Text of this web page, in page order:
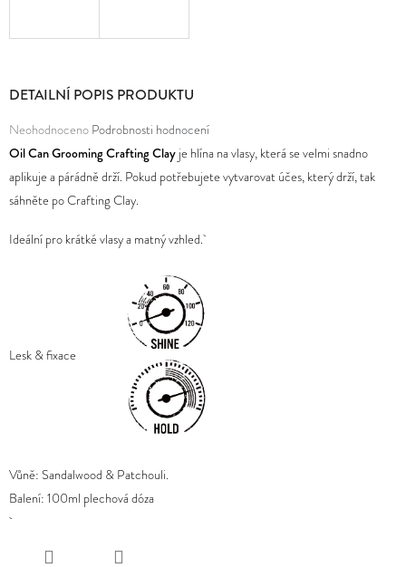
DETAILNÍ POPIS PRODUKTU
Průměrné
hodnocení
produktu
je
z
Neohodnoceno Podrobnosti hodnocení
Oil Can Grooming Crafting Clay je hlína na vlasy, která se velmi snadno
aplikuje a párádně drží. Pokud potřebujete vytvarovat účes, který drží, tak
sáhněte po Crafting Clay.
Ideální pro krátké vlasy a matný vzhled.
Lesk & fixace
Vůně: Sandalwood & Patchouli.
Balení: 100ml plechová dóza
D
P
R
U
Č
U
J
E